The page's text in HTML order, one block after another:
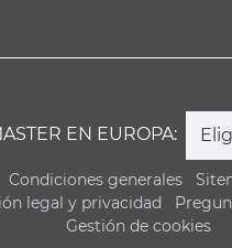
EN EUROPA:
Condiciones generales
legal y privacidad
Gestión de cookies